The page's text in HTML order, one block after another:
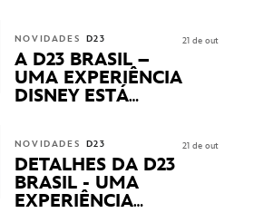
APRESENTAÇÕES E
PRODUTOS EXCLUSIVOS
NO TRANSAMÉRICA EXPO
CENTER EM SÃO PAULO
NOVIDADES D23
A D23 BRASIL –
UMA EXPERIÊNCIA
DISNEY ESTÁ
21 de out
NOVIDADES D23
DETALHES DA D23
BRASIL - UMA
EXPERIÊNCIA
21 de out